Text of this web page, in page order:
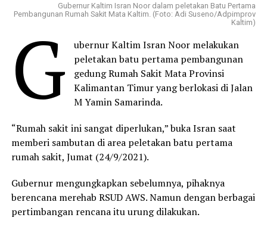
Gubernur Kaltim Isran Noor dalam peletakan Batu Pertama
Pembangunan Rumah Sakit Mata Kaltim. (Foto: Adi Suseno/Adpimprov
Kaltim)
G
ubernur Kaltim Isran Noor melakukan
peletakan batu pertama pembangunan
gedung Rumah Sakit Mata Provinsi
Kalimantan Timur yang berlokasi di Jalan
M Yamin Samarinda.
“Rumah sakit ini sangat diperlukan,” buka Isran saat
memberi sambutan di area peletakan batu pertama
rumah sakit, Jumat (24/9/2021).
Gubernur mengungkapkan sebelumnya, pihaknya
berencana merehab RSUD AWS. Namun dengan berbagai
pertimbangan rencana itu urung dilakukan.